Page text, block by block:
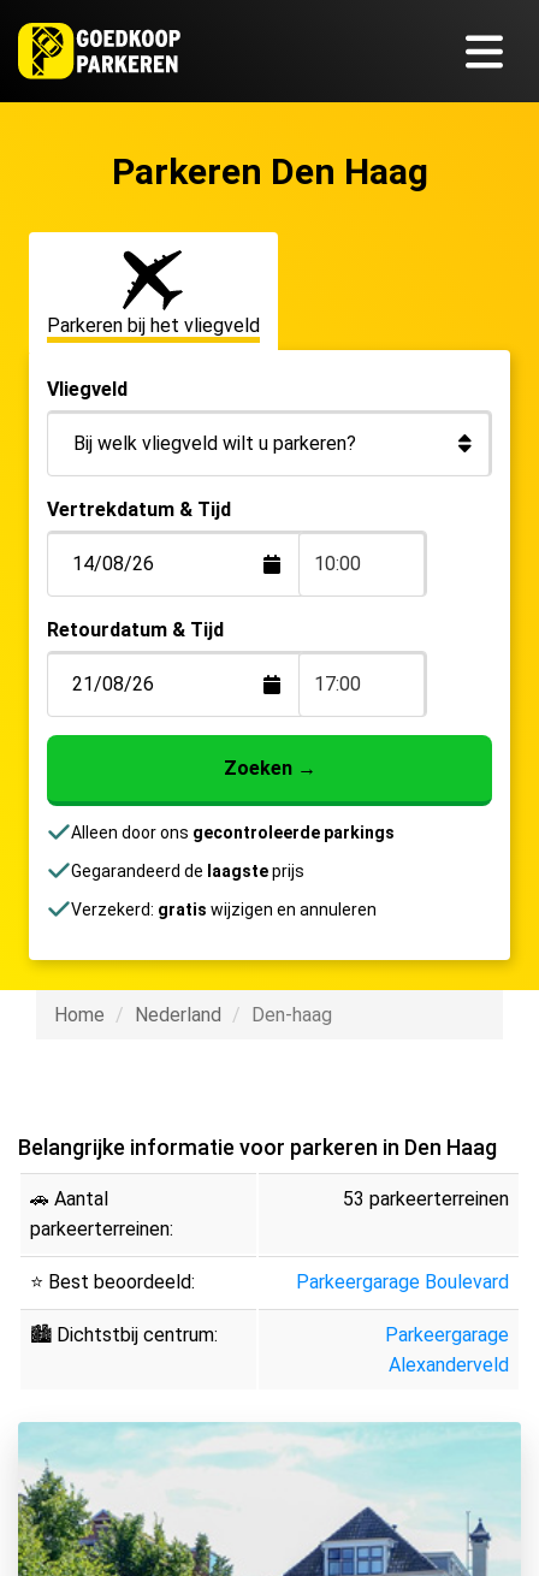
Parkeren Den Haag
Parkeren bij het vliegveld
Vliegveld
Vertrekdatum & Tijd
10:00
Retourdatum & Tijd
17:00
Alleen door ons gecontroleerde parkings
Gegarandeerd de laagsteprijs
Verzekerd: gratis wijzigen en annuleren
Zoeken→
Home Nederland Den-haag
Belangrijke informatie voor parkeren in Den Haag
🚗 Aantal
parkeerterreinen:
53 parkeerterreinen
⭐ Best beoordeeld: Parkeergarage Boulevard
🏙 Dichtstbij centrum:
Parkeergarage
Alexanderveld